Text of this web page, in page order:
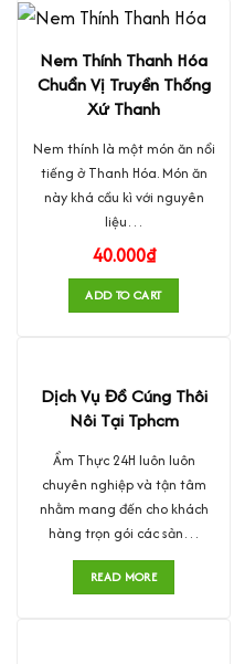
Nem Thính Thanh Hóa
Chuẩn Vị Truyền Thống
Xứ Thanh
Nem thính là một món ăn nổi
tiếng ở Thanh Hóa. Món ăn
này khá cầu kì với nguyên
liệu…
40.000₫
ADD TO CART
Dịch Vụ Đồ Cúng Thôi
Nôi Tại Tphcm
Ẩm Thực 24H luôn luôn
chuyên nghiệp và tận tâm
nhằm mang đến cho khách
hàng trọn gói các sản…
READ MORE